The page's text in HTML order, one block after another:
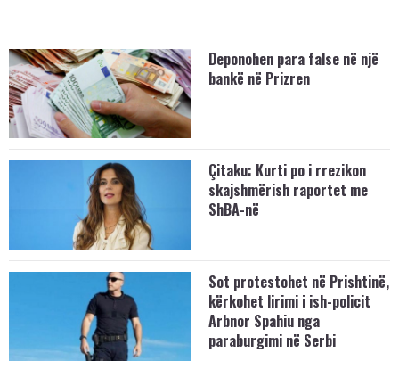
Deponohen para false në një
bankë në Prizren
Çitaku: Kurti po i rrezikon
skajshmërish raportet me
ShBA-në
Sot protestohet në Prishtinë,
kërkohet lirimi i ish-policit
Arbnor Spahiu nga
paraburgimi në Serbi